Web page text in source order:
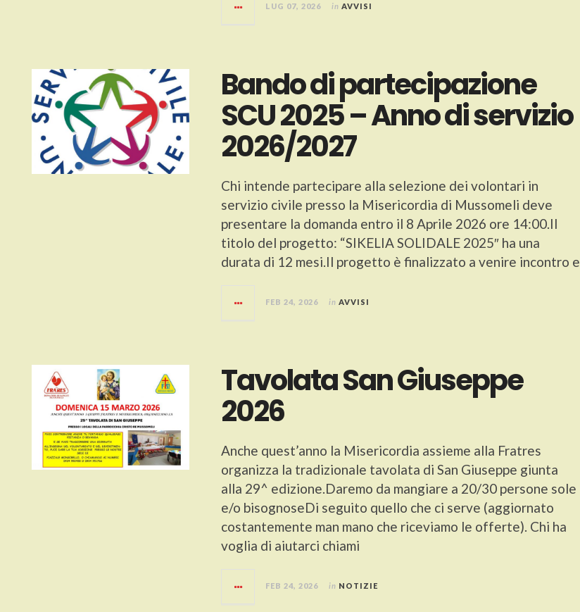
LUG 07, 2026 in AVVISI
Bando di partecipazione
SCU 2025 – Anno di servizio
2026/2027
Chi intende partecipare alla selezione dei volontari in
servizio civile presso la Misericordia di Mussomeli deve
presentare la domanda entro il 8 Aprile 2026 ore 14:00.Il
titolo del progetto: “SIKELIA SOLIDALE 2025″ ha una
durata di 12 mesi.Il progetto è finalizzato a venire incontro e
FEB 24, 2026 in AVVISI
Tavolata San Giuseppe
2026
Anche quest’anno la Misericordia assieme alla Fratres
organizza la tradizionale tavolata di San Giuseppe giunta
alla 29^ edizione.Daremo da mangiare a 20/30 persone sole
e/o bisognoseDi seguito quello che ci serve (aggiornato
costantemente man mano che riceviamo le offerte). Chi ha
voglia di aiutarci chiami
FEB 24, 2026 in NOTIZIE